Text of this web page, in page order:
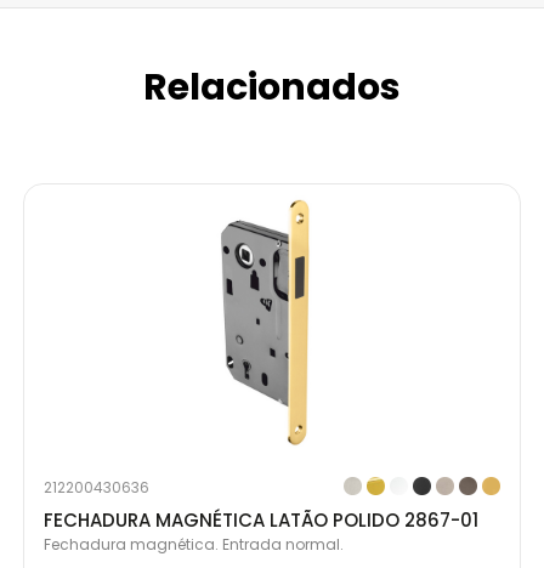
Relacionados
212200430636
FECHADURA MAGNÉTICA LATÃO POLIDO 2867-01
Fechadura magnética. Entrada normal.